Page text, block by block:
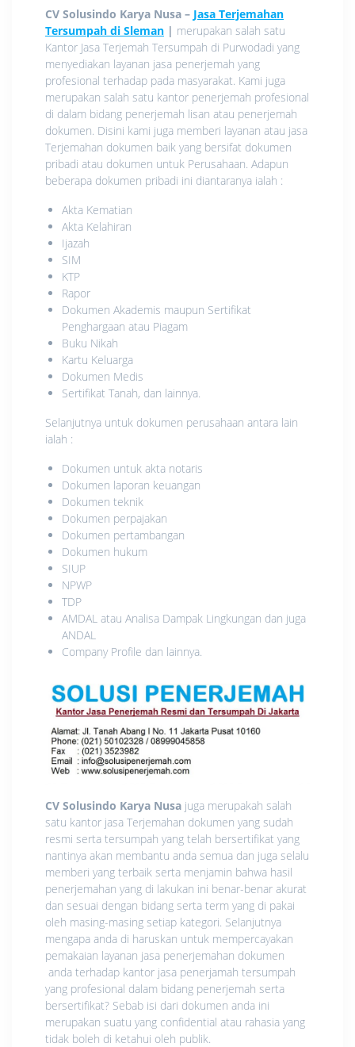
CV Solusindo Karya Nusa – Jasa Terjemahan
Tersumpah di Sleman | merupakan salah satu
Kantor Jasa Terjemah Tersumpah di Purwodadi yang
menyediakan layanan jasa penerjemah yang
profesional terhadap pada masyarakat. Kami juga
merupakan salah satu kantor penerjemah profesional
di dalam bidang penerjemah lisan atau penerjemah
dokumen. Disini kami juga memberi layanan atau jasa
Terjemahan dokumen baik yang bersifat dokumen
pribadi atau dokumen untuk Perusahaan. Adapun
beberapa dokumen pribadi ini diantaranya ialah :
Akta Kematian
Akta Kelahiran
Ijazah
SIM
KTP
Rapor
Dokumen Akademis maupun Sertifikat
Penghargaan atau Piagam
Buku Nikah
Kartu Keluarga
Dokumen Medis
Sertifikat Tanah, dan lainnya.
Selanjutnya untuk dokumen perusahaan antara lain
ialah :
Dokumen untuk akta notaris
Dokumen laporan keuangan
Dokumen teknik
Dokumen perpajakan
Dokumen pertambangan
Dokumen hukum
SIUP
NPWP
TDP
AMDAL atau Analisa Dampak Lingkungan dan juga
ANDAL
Company Profile dan lainnya.
CV Solusindo Karya Nusa juga merupakah salah
satu kantor jasa Terjemahan dokumen yang sudah
resmi serta tersumpah yang telah bersertifikat yang
nantinya akan membantu anda semua dan juga selalu
memberi yang terbaik serta menjamin bahwa hasil
penerjemahan yang di lakukan ini benar-benar akurat
dan sesuai dengan bidang serta term yang di pakai
oleh masing-masing setiap kategori. Selanjutnya
mengapa anda di haruskan untuk mempercayakan
pemakaian layanan jasa penerjemahan dokumen
anda terhadap kantor jasa penerjamah tersumpah
yang profesional dalam bidang penerjemah serta
bersertifikat? Sebab isi dari dokumen anda ini
merupakan suatu yang confidential atau rahasia yang
tidak boleh di ketahui oleh publik.